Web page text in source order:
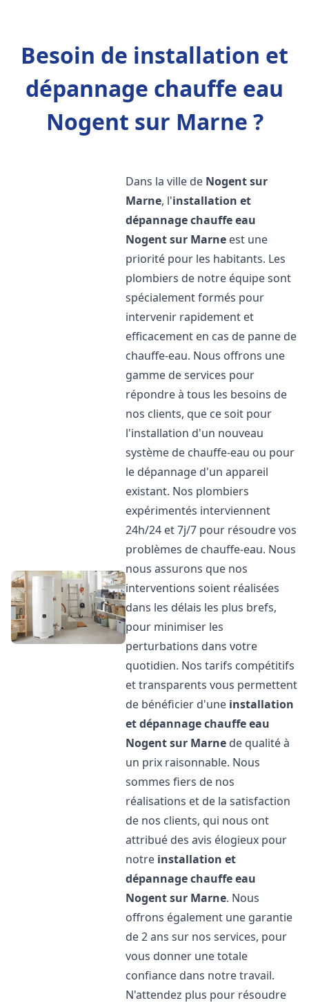
Besoin de installation et
dépannage chauffe eau
Nogent sur Marne ?
Dans la ville de Nogent sur
Marne, l'installation et
dépannage chauffe eau
Nogent sur Marne est une
priorité pour les habitants. Les
plombiers de notre équipe sont
spécialement formés pour
intervenir rapidement et
efficacement en cas de panne de
chauffe-eau. Nous offrons une
gamme de services pour
répondre à tous les besoins de
nos clients, que ce soit pour
l'installation d'un nouveau
système de chauffe-eau ou pour
le dépannage d'un appareil
existant. Nos plombiers
expérimentés interviennent
24h/24 et 7j/7 pour résoudre vos
problèmes de chauffe-eau. Nous
nous assurons que nos
interventions soient réalisées
dans les délais les plus brefs,
pour minimiser les
perturbations dans votre
quotidien. Nos tarifs compétitifs
et transparents vous permettent
de bénéficier d'une installation
et dépannage chauffe eau
Nogent sur Marne de qualité à
un prix raisonnable. Nous
sommes fiers de nos
réalisations et de la satisfaction
de nos clients, qui nous ont
attribué des avis élogieux pour
notre installation et
dépannage chauffe eau
Nogent sur Marne. Nous
offrons également une garantie
de 2 ans sur nos services, pour
vous donner une totale
confiance dans notre travail.
N'attendez plus pour résoudre